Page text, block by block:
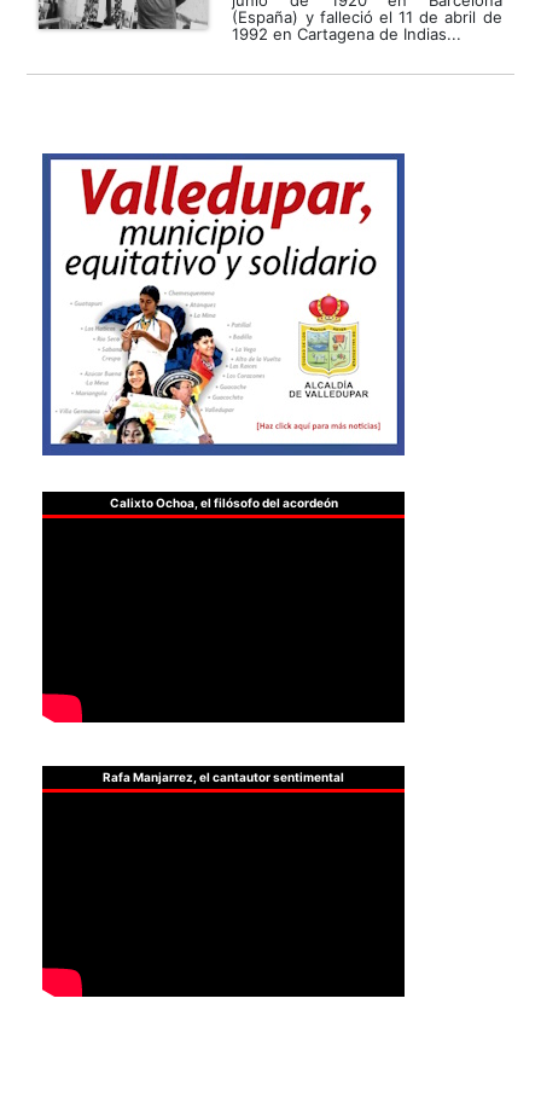
(España) y falleció el 11 de abril de
1992 en Cartagena de Indias...
Calixto Ochoa, el filósofo del acordeón
Rafa Manjarrez, el cantautor sentimental